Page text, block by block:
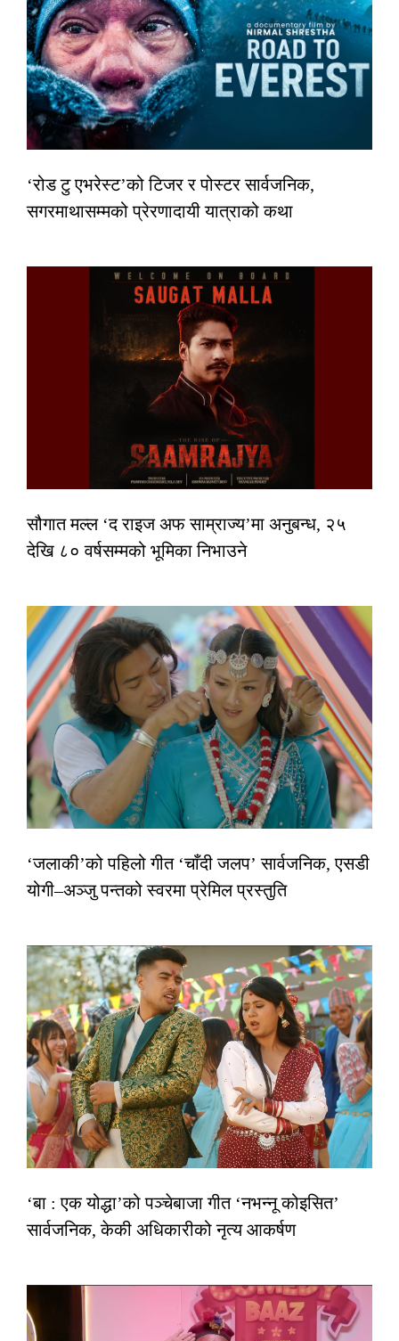
‘रोड टु एभरेस्ट’को टिजर र पोस्टर सार्वजनिक,
सगरमाथासम्मको प्रेरणादायी यात्राको कथा
सौगात मल्ल ‘द राइज अफ साम्राज्य’मा अनुबन्ध, २५
देखि ८० वर्षसम्मको भूमिका निभाउने
‘जलाकी’को पहिलो गीत ‘चाँदी जलप’ सार्वजनिक, एसडी
योगी–अञ्जु पन्तको स्वरमा प्रेमिल प्रस्तुति
‘बा : एक योद्धा’को पञ्चेबाजा गीत ‘नभन्नू कोइसित’
सार्वजनिक, केकी अधिकारीको नृत्य आकर्षण